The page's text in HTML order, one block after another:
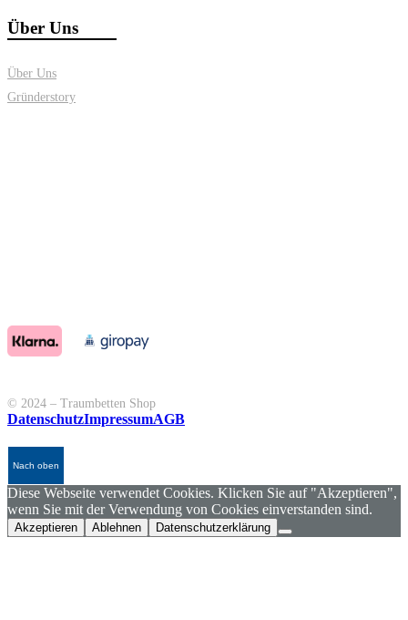
Über Uns
Über Uns
Gründerstory
© 2024 – Traumbetten Shop
DatenschutzImpressumAGB
Nach oben
Diese Webseite verwendet Cookies. Klicken Sie auf "Akzeptieren",
wenn Sie mit der Verwendung von Cookies einverstanden sind.
Akzeptieren Ablehnen Datenschutzerklärung